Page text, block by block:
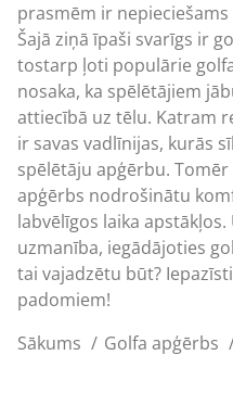
prasmēm ir
Šajā ziņā īpaši svarīgs ir
tostarp ļoti populārie
nosaka, ka spēlētājiem
attiecībā uz tēlu. Katram
ir savas vadlīnijas, kurās
spēlētāju apģērbu.
apģērbs nodrošinātu
labvēlīgos laika
uzmanība, iegādājoties
tai vajadzētu būt?
padomiem!
Sākums
Golfa apģērbs